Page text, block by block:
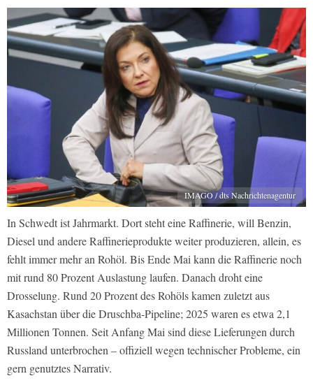
IMAGO / dts Nachrichtenagentur
In Schwedt ist Jahrmarkt. Dort steht eine Raffinerie, will Benzin,
Diesel und andere Raffinerieprodukte weiter produzieren, allein, es
fehlt immer mehr an Rohöl. Bis Ende Mai kann die Raffinerie noch
mit rund 80 Prozent Auslastung laufen. Danach droht eine
Drosselung. Rund 20 Prozent des Rohöls kamen zuletzt aus
Kasachstan über die Druschba-Pipeline; 2025 waren es etwa 2,1
Millionen Tonnen. Seit Anfang Mai sind diese Lieferungen durch
Russland unterbrochen – offiziell wegen technischer Probleme, ein
gern genutztes Narrativ.